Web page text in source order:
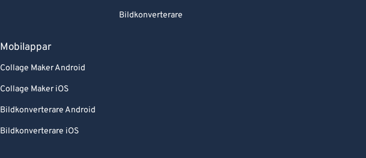
Bildkonverterare
Mobilappar
Collage Maker Android
Collage Maker iOS
Bildkonverterare Android
Bildkonverterare iOS